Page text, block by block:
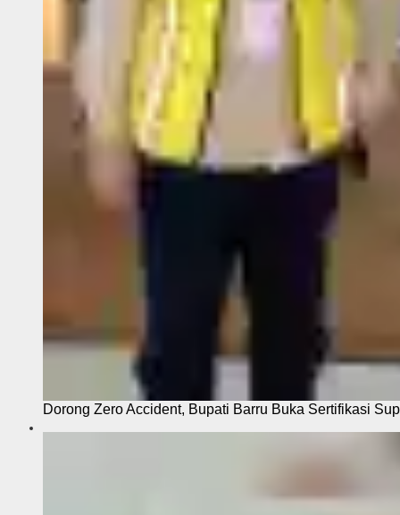
Dorong Zero Accident, Bupati Barru Buka Sertifikasi